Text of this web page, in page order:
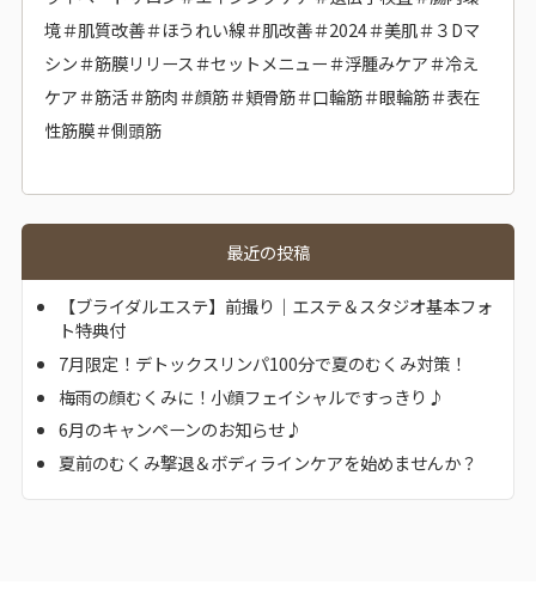
境＃肌質改善＃ほうれい線＃肌改善＃2024＃美肌＃３Dマ
シン＃筋膜リリース＃セットメニュー＃浮腫みケア＃冷え
ケア＃筋活＃筋肉＃顔筋＃頬骨筋＃口輪筋＃眼輪筋＃表在
性筋膜＃側頭筋
最近の投稿
【ブライダルエステ】前撮り｜エステ＆スタジオ基本フォ
ト特典付
7月限定！デトックスリンパ100分で夏のむくみ対策！
梅雨の顔むくみに！小顔フェイシャルですっきり♪
6月のキャンペーンのお知らせ♪
夏前のむくみ撃退＆ボディラインケアを始めませんか？